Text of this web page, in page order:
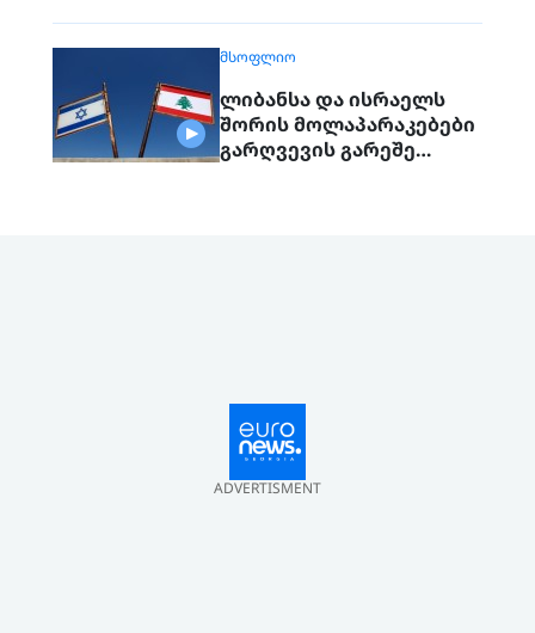
ᲛᲡᲝᲤᲚᲘᲝ
ლიბანსა და ისრაელს
შორის მოლაპარაკებები
გარღვევის გარეშე
ADVERTISMENT